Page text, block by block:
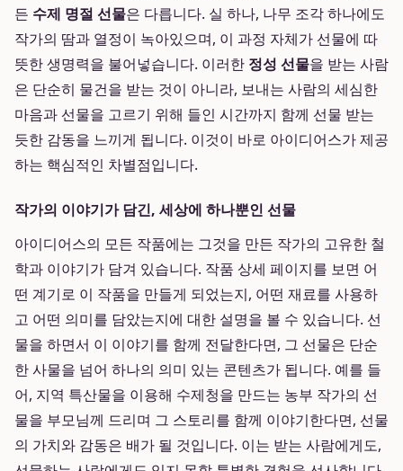
든 수제 명절 선물은 다릅니다. 실 하나, 나무 조각 하나에도
작가의 땀과 열정이 녹아있으며, 이 과정 자체가 선물에 따
뜻한 생명력을 불어넣습니다. 이러한 정성 선물을 받는 사람
은 단순히 물건을 받는 것이 아니라, 보내는 사람의 세심한
마음과 선물을 고르기 위해 들인 시간까지 함께 선물 받는
듯한 감동을 느끼게 됩니다. 이것이 바로 아이디어스가 제공
하는 핵심적인 차별점입니다.
작가의 이야기가 담긴, 세상에 하나뿐인 선물
아이디어스의 모든 작품에는 그것을 만든 작가의 고유한 철
학과 이야기가 담겨 있습니다. 작품 상세 페이지를 보면 어
떤 계기로 이 작품을 만들게 되었는지, 어떤 재료를 사용하
고 어떤 의미를 담았는지에 대한 설명을 볼 수 있습니다. 선
물을 하면서 이 이야기를 함께 전달한다면, 그 선물은 단순
한 사물을 넘어 하나의 의미 있는 콘텐츠가 됩니다. 예를 들
어, 지역 특산물을 이용해 수제청을 만드는 농부 작가의 선
물을 부모님께 드리며 그 스토리를 함께 이야기한다면, 선물
의 가치와 감동은 배가 될 것입니다. 이는 받는 사람에게도,